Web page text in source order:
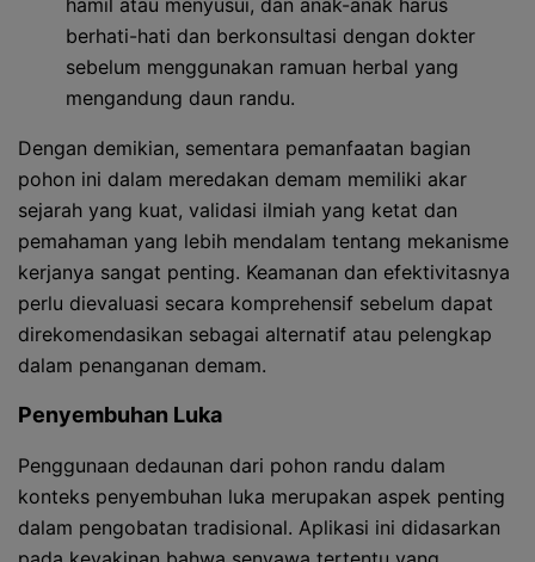
hamil atau menyusui, dan anak-anak harus
berhati-hati dan berkonsultasi dengan dokter
sebelum menggunakan ramuan herbal yang
mengandung daun randu.
Dengan demikian, sementara pemanfaatan bagian
pohon ini dalam meredakan demam memiliki akar
sejarah yang kuat, validasi ilmiah yang ketat dan
pemahaman yang lebih mendalam tentang mekanisme
kerjanya sangat penting. Keamanan dan efektivitasnya
perlu dievaluasi secara komprehensif sebelum dapat
direkomendasikan sebagai alternatif atau pelengkap
dalam penanganan demam.
Penyembuhan Luka
Penggunaan dedaunan dari pohon randu dalam
konteks penyembuhan luka merupakan aspek penting
dalam pengobatan tradisional. Aplikasi ini didasarkan